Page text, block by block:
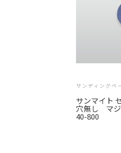
サンディングペ
サンマイト
穴無し マジ
40-800